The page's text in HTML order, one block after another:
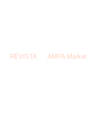
REVISTA AMPA Market